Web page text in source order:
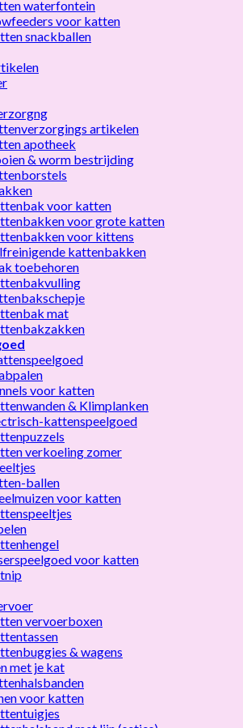
waterfontein
voor katten
snackballen
artikelen
apotheek
& worm bestrijding
voor katten
voor grote katten
voor kittens
kattenbakken
toebehoren
mat
voor katten
& Klimplanken
kattenspeelgoed
verkoeling zomer
ballen
voor katten
voor katten
vervoerboxen
& wagens
met je kat
voor katten